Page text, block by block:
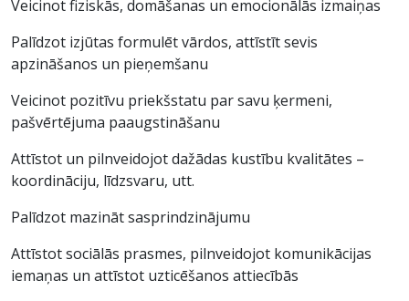
Veicinot fiziskās, domāšanas un emocionālās izmaiņas
Palīdzot izjūtas formulēt vārdos, attīstīt sevis
apzināšanos un pieņemšanu
Veicinot pozitīvu priekšstatu par savu ķermeni,
pašvērtējuma paaugstināšanu
Attīstot un pilnveidojot dažādas kustību kvalitātes –
koordināciju, līdzsvaru, utt.
Palīdzot mazināt sasprindzinājumu
Attīstot sociālās prasmes, pilnveidojot komunikācijas
iemaņas un attīstot uzticēšanos attiecībās